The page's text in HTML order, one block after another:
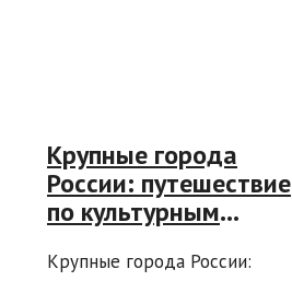
Крупные города
России: путешествие
по культурным
Путешествие по
Крупные города России: